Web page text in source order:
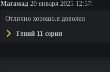
Магамад 20 января 2025 12:57:
Отлично хорошо.я доволен
Гений 11 серия